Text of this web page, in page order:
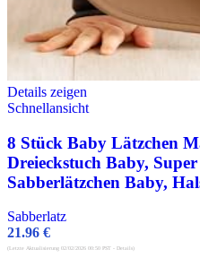
Details zeigen
Schnellansicht
8 Stück Baby Lätzchen
Dreieckstuch Baby,
Sabberlätzchen Baby,
Sabberlatz
21.96 €
(Letzte Aktualisierung 02/02/2026 00:50 PST - Details)